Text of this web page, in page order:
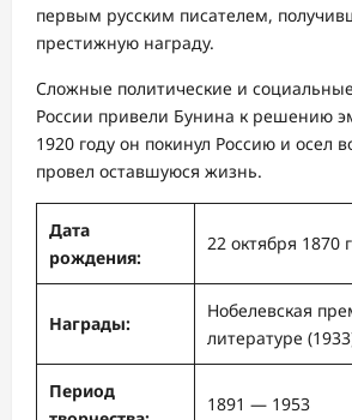
первым русским писателем,
престижную награду.
Сложные политические и
России привели Бунина к решению
1920 году он покинул Россию и осел
провел оставшуюся жизнь.
Дата
рождения:
22 октября 1870
Награды:
Нобелевская
литературе
Период
1891 — 1953